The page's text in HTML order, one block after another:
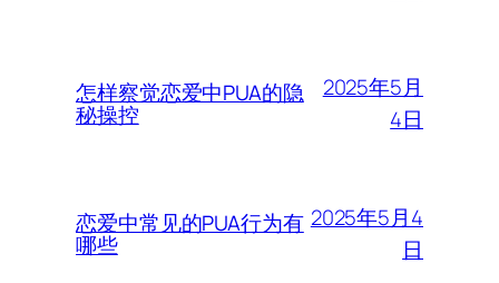
怎样察觉恋爱中PUA的隐
秘操控
2025年5月
4日
恋爱中常见的PUA行为有
哪些
2025年5月4
日